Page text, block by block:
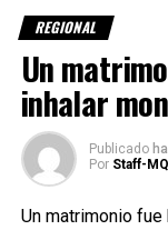
REGIONAL
Un
inhalar
Publicado
Por Staff-MQ
Un matrimonio